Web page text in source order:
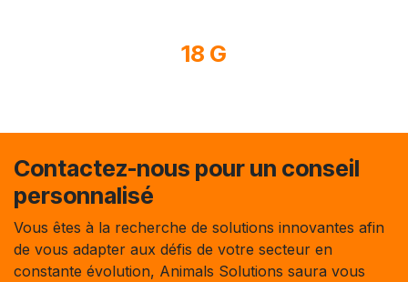
18 G
Contactez-nous pour un conseil
personnalisé
Vous êtes à la recherche de solutions innovantes afin
de vous adapter aux défis de votre secteur en
constante évolution, Animals Solutions saura vous